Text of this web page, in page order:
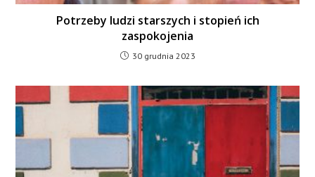
Potrzeby ludzi starszych i stopień ich
zaspokojenia
30 grudnia 2023